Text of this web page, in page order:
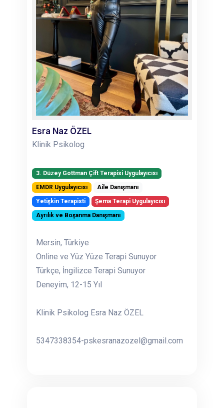
Esra Naz ÖZEL
Klinik Psikolog
3. Düzey Gottman Çift Terapisi Uygulayıcısı
EMDR Uygulayıcısı
Aile Danışmanı
Yetişkin Terapisti
Şema Terapi Uygulayıcısı
Ayrılık ve Boşanma Danışmanı
Mersin, Türkiye
Online ve Yüz Yüze Terapi Sunuyor
Türkçe, İngilizce Terapi Sunuyor
Deneyim, 12-15 Yıl
Klinik Psikolog Esra Naz ÖZEL
5347338354-pskesranazozel@gmail.com